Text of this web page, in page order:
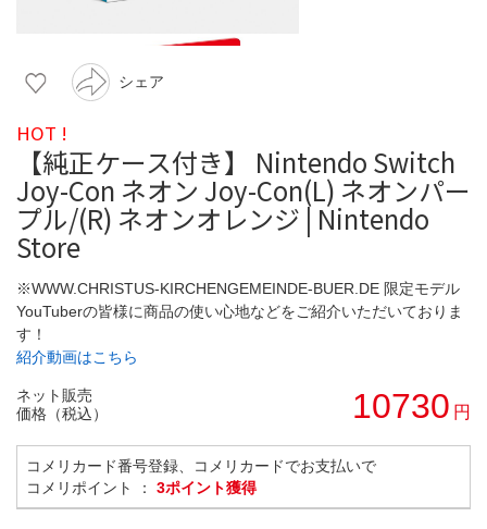
シェア
HOT !
【純正ケース付き】 Nintendo Switch
Joy-Con ネオン Joy-Con(L) ネオンパー
プル/(R) ネオンオレンジ | Nintendo
Store
※WWW.CHRISTUS-KIRCHENGEMEINDE-BUER.DE 限定モデル
YouTuberの皆様に商品の使い心地などをご紹介いただいておりま
す！
紹介動画はこちら
ネット販売
価格（税込）
10730 円
コメリカード番号登録、コメリカードでお支払いで
コメリポイント ： 3ポイント獲得